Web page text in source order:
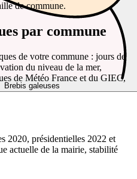
Brebis galeuses
de commune.
par commune
de votre commune : jours de
du niveau de la mer,
de Météo France et du GIEC,
2020, présidentielles 2022 et
actuelle de la mairie, stabilité